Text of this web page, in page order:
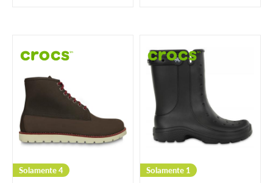
Solamente 4 Solamente 1